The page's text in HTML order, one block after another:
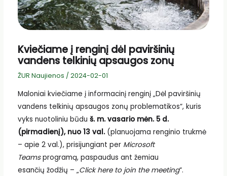
Kviečiame į renginį dėl paviršinių
vandens telkinių apsaugos zonų
ŽUR Naujienos / 2024-02-01
Maloniai kviečiame į informacinį renginį „Dėl paviršinių
vandens telkinių apsaugos zonų problematikos“, kuris
vyks nuotoliniu būdu š. m. vasario mėn. 5 d.
(pirmadienį), nuo 13 val.(planuojama renginio trukmė
– apie 2 val.), prisijungiant per Microsoft
Teamsprogramą, paspaudus ant žemiau
esančių žodžių – „Click here to join the meeting“.